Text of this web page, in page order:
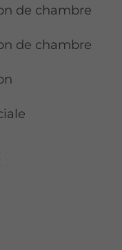
de chambre
de chambre